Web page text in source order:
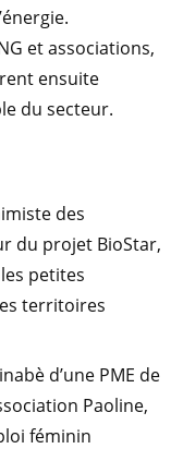
et associations,
ensuite
du secteur.
des
du projet BioStar,
petites
territoires
d’une PME de
Paoline,
féminin